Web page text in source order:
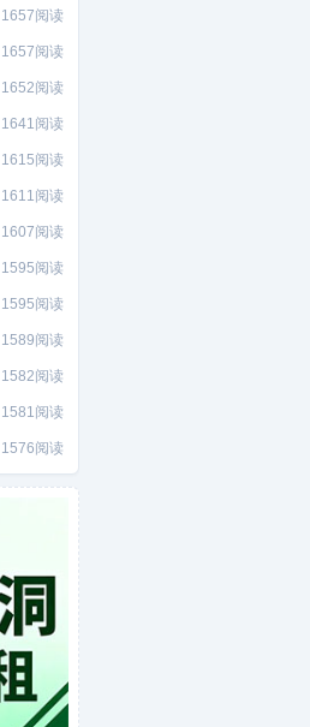
1657阅读
1657阅读
1652阅读
1641阅读
1615阅读
1611阅读
1607阅读
1595阅读
1595阅读
1589阅读
1582阅读
1581阅读
1576阅读